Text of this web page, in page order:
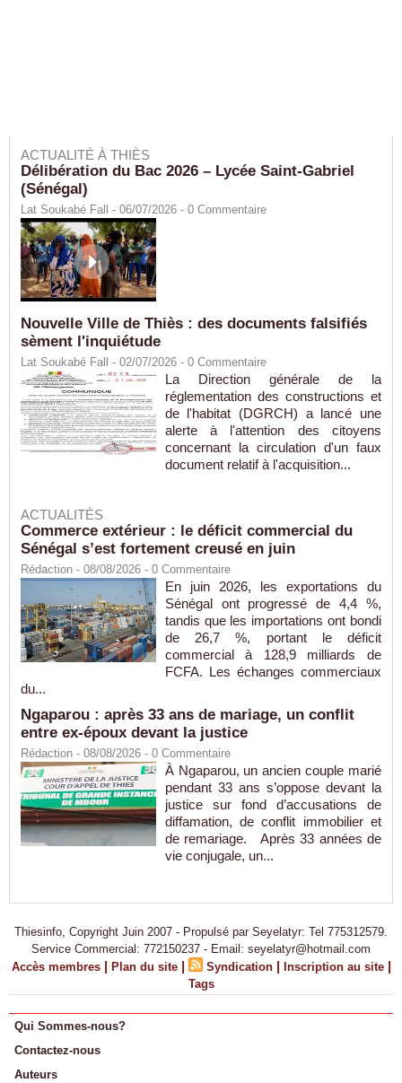
ACTUALITÉ À THIÈS
Délibération du Bac 2026 – Lycée Saint-Gabriel
(Sénégal)
Lat Soukabé Fall - 06/07/2026 - 0 Commentaire
Nouvelle Ville de Thiès : des documents falsifiés
sèment l'inquiétude
Lat Soukabé Fall - 02/07/2026 - 0 Commentaire
La Direction générale de la
réglementation des constructions et
de l'habitat (DGRCH) a lancé une
alerte à l'attention des citoyens
concernant la circulation d'un faux
document relatif à l'acquisition...
ACTUALITÉS
Commerce extérieur : le déficit commercial du
Sénégal s’est fortement creusé en juin
Rédaction - 08/08/2026 - 0 Commentaire
En juin 2026, les exportations du
Sénégal ont progressé de 4,4 %,
tandis que les importations ont bondi
de 26,7 %, portant le déficit
commercial à 128,9 milliards de
FCFA. Les échanges commerciaux
du...
Ngaparou : après 33 ans de mariage, un conflit
entre ex-époux devant la justice
Rédaction - 08/08/2026 - 0 Commentaire
À Ngaparou, un ancien couple marié
pendant 33 ans s’oppose devant la
justice sur fond d’accusations de
diffamation, de conflit immobilier et
de remariage. Après 33 années de
vie conjugale, un...
Thiesinfo, Copyright Juin 2007 - Propulsé par Seyelatyr: Tel 775312579.
Service Commercial: 772150237 - Email: seyelatyr@hotmail.com
Accès membres | Plan du site | Syndication | Inscription au site |
Tags
Qui Sommes-nous?
Contactez-nous
Auteurs